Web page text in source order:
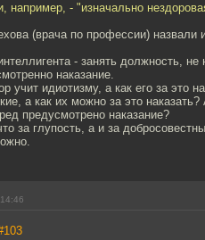
например, - "изначально
(врача по профессии)
- занять должность,
наказание.
учит идиотизму, а как его за это
а как их можно за это
предусмотрено наказание?
за глупость, а и за